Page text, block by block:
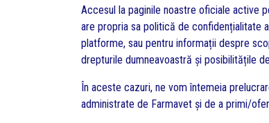
Accesul la paginile noastre oficiale active
are propria sa politică de confidențialitate
platforme, sau pentru informații despre
drepturile dumneavoastră și posibilitățile
În aceste cazuri, ne vom întemeia
administrate de Farmavet și de a primi/